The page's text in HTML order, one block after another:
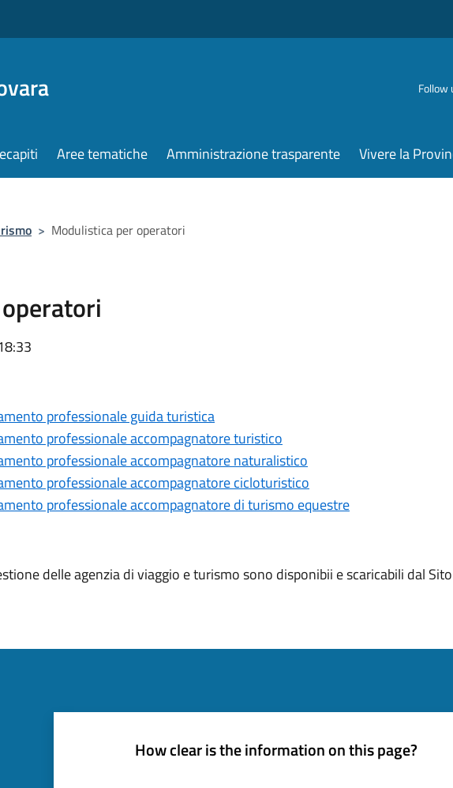
Follow
Aree tematiche Amministrazione trasparente Vivere la
> Modulistica per operatori
professionale guida turistica
professionale accompagnatore turistico
professionale accompagnatore naturalistico
professionale accompagnatore cicloturistico
professionale accompagnatore di turismo equestre
delle agenzia di viaggio e turismo sono disponibii e scaricabili dal
How clear is the information on this page?